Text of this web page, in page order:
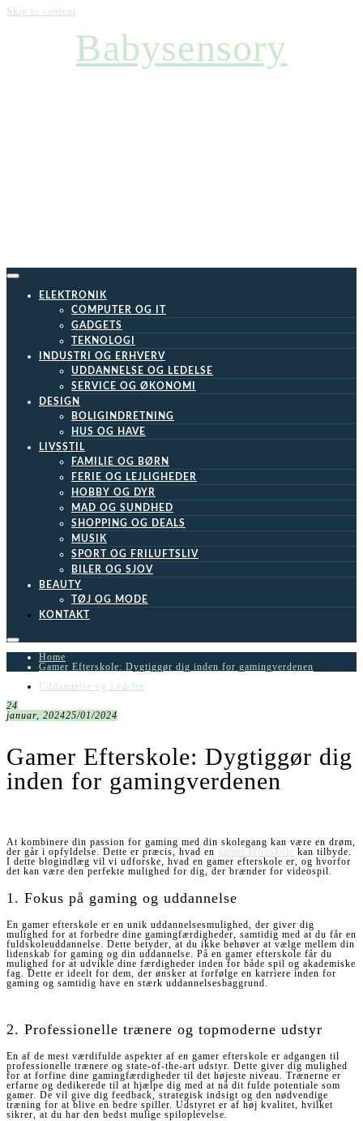
Skip to content
Babysensory
ELEKTRONIK
COMPUTER OG IT
GADGETS
TEKNOLOGI
INDUSTRI OG ERHVERV
UDDANNELSE OG LEDELSE
SERVICE OG ØKONOMI
DESIGN
BOLIGINDRETNING
HUS OG HAVE
LIVSSTIL
FAMILIE OG BØRN
FERIE OG LEJLIGHEDER
HOBBY OG DYR
MAD OG SUNDHED
SHOPPING OG DEALS
MUSIK
SPORT OG FRILUFTSLIV
BILER OG SJOV
BEAUTY
TØJ OG MODE
KONTAKT
Home
Gamer Efterskole: Dygtiggør dig inden for gamingverdenen
Uddannelse og Ledelse
24
januar, 202425/01/2024
Gamer Efterskole: Dygtiggør dig
inden for gamingverdenen
At kombinere din passion for gaming med din skolegang kan være en drøm,
der går i opfyldelse. Dette er præcis, hvad en gamer efterskole kan tilbyde.
I dette blogindlæg vil vi udforske, hvad en gamer efterskole er, og hvorfor
det kan være den perfekte mulighed for dig, der brænder for videospil.
1. Fokus på gaming og uddannelse
En gamer efterskole er en unik uddannelsesmulighed, der giver dig
mulighed for at forbedre dine gamingfærdigheder, samtidig med at du får en
fuldskoleuddannelse. Dette betyder, at du ikke behøver at vælge mellem din
lidenskab for gaming og din uddannelse. På en gamer efterskole får du
mulighed for at udvikle dine færdigheder inden for både spil og akademiske
fag. Dette er ideelt for dem, der ønsker at forfølge en karriere inden for
gaming og samtidig have en stærk uddannelsesbaggrund.
2. Professionelle trænere og topmoderne udstyr
En af de mest værdifulde aspekter af en gamer efterskole er adgangen til
professionelle trænere og state-of-the-art udstyr. Dette giver dig mulighed
for at forfine dine gamingfærdigheder til det højeste niveau. Trænerne er
erfarne og dedikerede til at hjælpe dig med at nå dit fulde potentiale som
gamer. De vil give dig feedback, strategisk indsigt og den nødvendige
træning for at blive en bedre spiller. Udstyret er af høj kvalitet, hvilket
sikrer, at du har den bedst mulige spiloplevelse.